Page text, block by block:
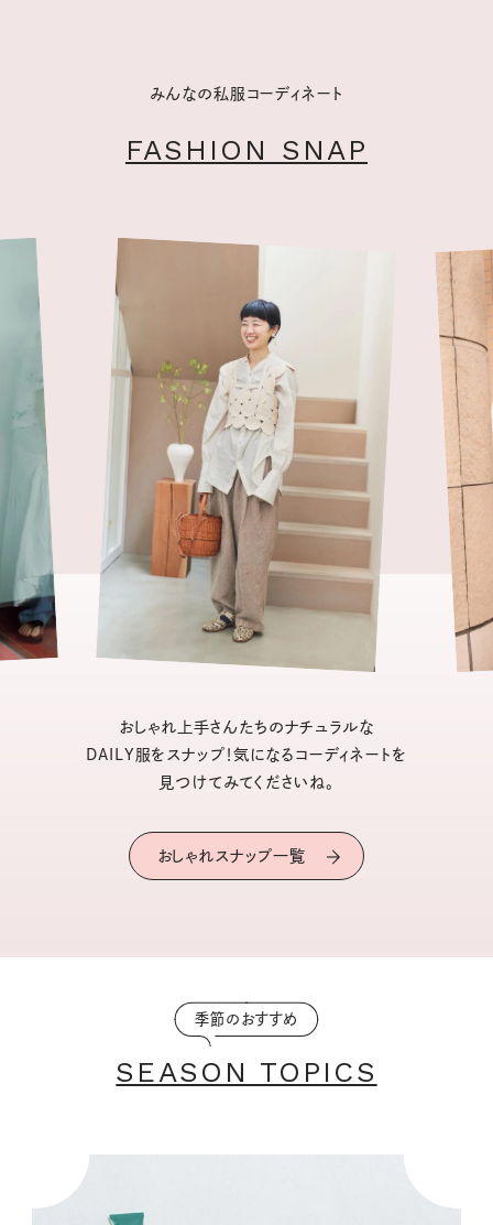
みんなの私服コーディネート
FASHION SNAP
おしゃれ上手さんたちのナチュラルな
DAILY服をスナップ！気になるコーディネートを
見つけてみてくださいね。
おしゃれスナップ一覧
季節のおすすめ
SEASON TOPICS